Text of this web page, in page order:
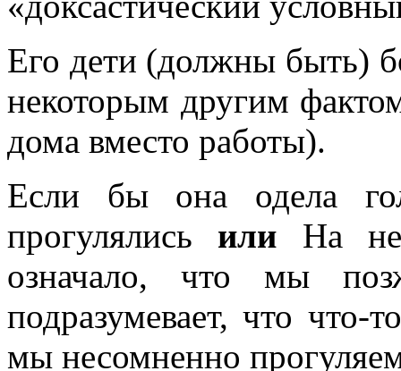
Его дети (должны быть)
некоторым другим
дома вместо работы).
Если бы она одела
прогулялись или На
означало, что мы
подразумевает, что что-
мы несомненно